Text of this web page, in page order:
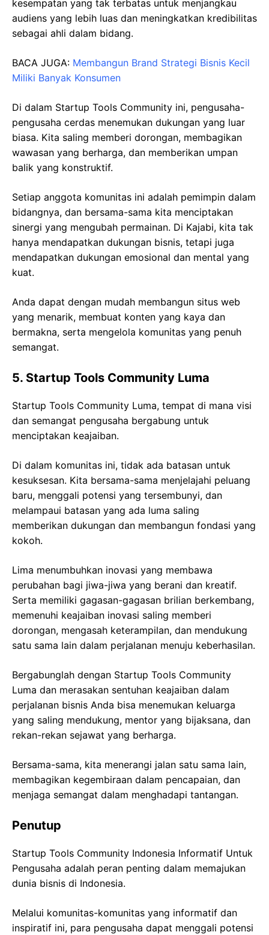
kesempatan yang tak terbatas untuk menjangkau
audiens yang lebih luas dan meningkatkan kredibilitas
sebagai ahli dalam bidang.
BACA JUGA: Membangun Brand Strategi Bisnis Kecil
Miliki Banyak Konsumen
Di dalam Startup Tools Community ini, pengusaha-
pengusaha cerdas menemukan dukungan yang luar
biasa. Kita saling memberi dorongan, membagikan
wawasan yang berharga, dan memberikan umpan
balik yang konstruktif.
Setiap anggota komunitas ini adalah pemimpin dalam
bidangnya, dan bersama-sama kita menciptakan
sinergi yang mengubah permainan. Di Kajabi, kita tak
hanya mendapatkan dukungan bisnis, tetapi juga
mendapatkan dukungan emosional dan mental yang
kuat.
Anda dapat dengan mudah membangun situs web
yang menarik, membuat konten yang kaya dan
bermakna, serta mengelola komunitas yang penuh
semangat.
5. Startup Tools Community Luma
Startup Tools Community Luma, tempat di mana visi
dan semangat pengusaha bergabung untuk
menciptakan keajaiban.
Di dalam komunitas ini, tidak ada batasan untuk
kesuksesan. Kita bersama-sama menjelajahi peluang
baru, menggali potensi yang tersembunyi, dan
melampaui batasan yang ada luma saling
memberikan dukungan dan membangun fondasi yang
kokoh.
Lima menumbuhkan inovasi yang membawa
perubahan bagi jiwa-jiwa yang berani dan kreatif.
Serta memiliki gagasan-gagasan brilian berkembang,
memenuhi keajaiban inovasi saling memberi
dorongan, mengasah keterampilan, dan mendukung
satu sama lain dalam perjalanan menuju keberhasilan.
Bergabunglah dengan Startup Tools Community
Luma dan merasakan sentuhan keajaiban dalam
perjalanan bisnis Anda bisa menemukan keluarga
yang saling mendukung, mentor yang bijaksana, dan
rekan-rekan sejawat yang berharga.
Bersama-sama, kita menerangi jalan satu sama lain,
membagikan kegembiraan dalam pencapaian, dan
menjaga semangat dalam menghadapi tantangan.
Penutup
Startup Tools Community Indonesia Informatif Untuk
Pengusaha adalah peran penting dalam memajukan
dunia bisnis di Indonesia.
Melalui komunitas-komunitas yang informatif dan
inspiratif ini, para pengusaha dapat menggali potensi